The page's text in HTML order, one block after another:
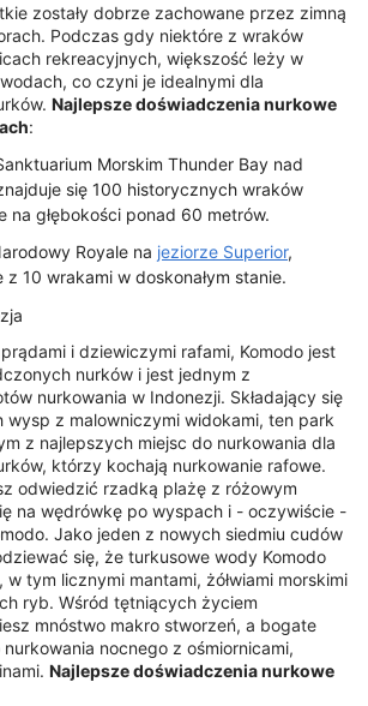
zostały dobrze zachowane przez zimną
Podczas gdy niektóre z wraków
rekreacyjnych, większość leży w
co czyni je idealnymi dla
Najlepsze doświadczenia nurkowe
:
Morskim Thunder Bay nad
się 100 historycznych wraków
na głębokości ponad 60 metrów.
Royale na jeziorze Superior,
z 10 wrakami w doskonałym stanie.
i dziewiczymi rafami, Komodo jest
nurków i jest jednym z
nurkowania w Indonezji. Składający się
wysp z malowniczymi widokami, ten park
z najlepszych miejsc do nurkowania dla
którzy kochają nurkowanie rafowe.
odwiedzić rzadką plażę z różowym
na wędrówkę po wyspach i - oczywiście -
Jako jeden z nowych siedmiu cudów
się, że turkusowe wody Komodo
tym licznymi mantami, żółwiami morskimi
ryb. Wśród tętniących życiem
mnóstwo makro stworzeń, a bogate
nocnego z ośmiornicami,
Najlepsze doświadczenia nurkowe